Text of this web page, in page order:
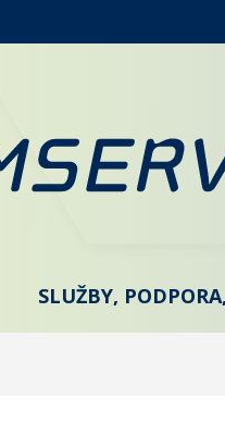
SLUŽBY,